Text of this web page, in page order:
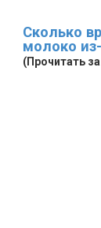
Сколько
молоко
(Прочитать